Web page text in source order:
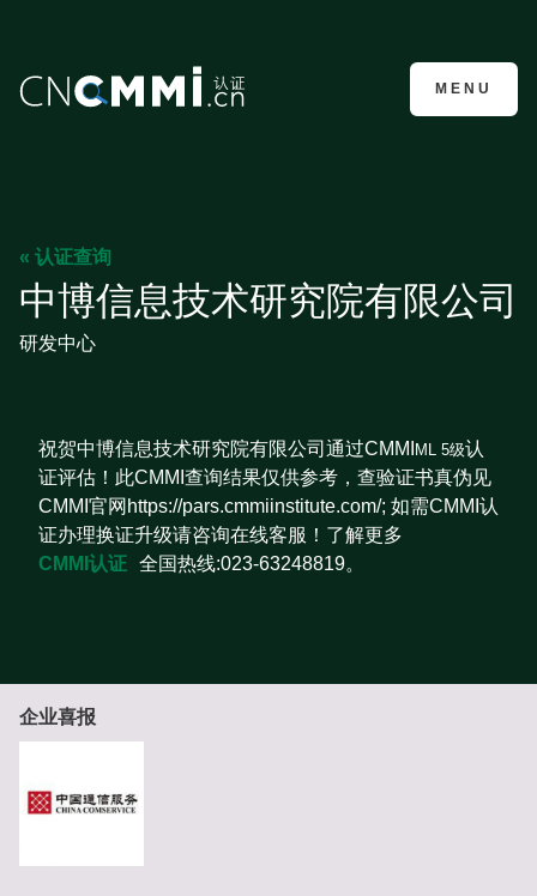
CMMI认证咨询
MENU
« 认证查询
中博信息技术研究院有限公司
研发中心
祝贺中博信息技术研究院有限公司通过CMMI ML 5级认
证评估！此CMMI查询结果仅供参考，查验证书真伪见
CMMI官网https://pars.cmmiinstitute.com/; 如需CMMI认
证办理换证升级请咨询在线客服！了解更多
CMMI认证 全国热线:023-63248819。
企业喜报